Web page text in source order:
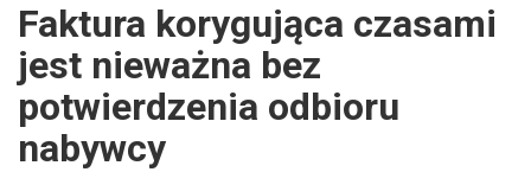
Faktura korygująca czasami
jest nieważna bez
potwierdzenia odbioru
nabywcy